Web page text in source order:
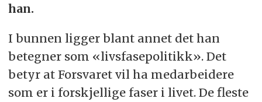
han.
I bunnen ligger blant annet det han
betegner som «livsfasepolitikk». Det
betyr at Forsvaret vil ha medarbeidere
som er i forskjellige faser i livet. De fleste